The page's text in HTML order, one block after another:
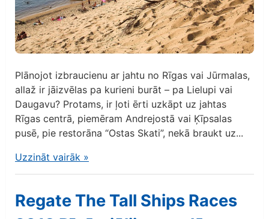
Plānojot izbraucienu ar jahtu no Rīgas vai Jūrmalas,
allaž ir jāizvēlas pa kurieni burāt – pa Lielupi vai
Daugavu? Protams, ir ļoti ērti uzkāpt uz jahtas
Rīgas centrā, piemēram Andrejostā vai Ķīpsalas
pusē, pie restorāna “Ostas Skati”, nekā braukt uz...
Uzzināt vairāk »
Regate The Tall Ships Races